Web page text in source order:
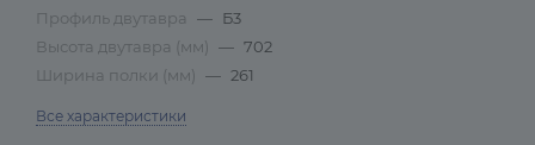
Профиль двутавра
— Б3
Высота двутавра (мм) — 702
Ширина полки (мм) — 261
Все характеристики